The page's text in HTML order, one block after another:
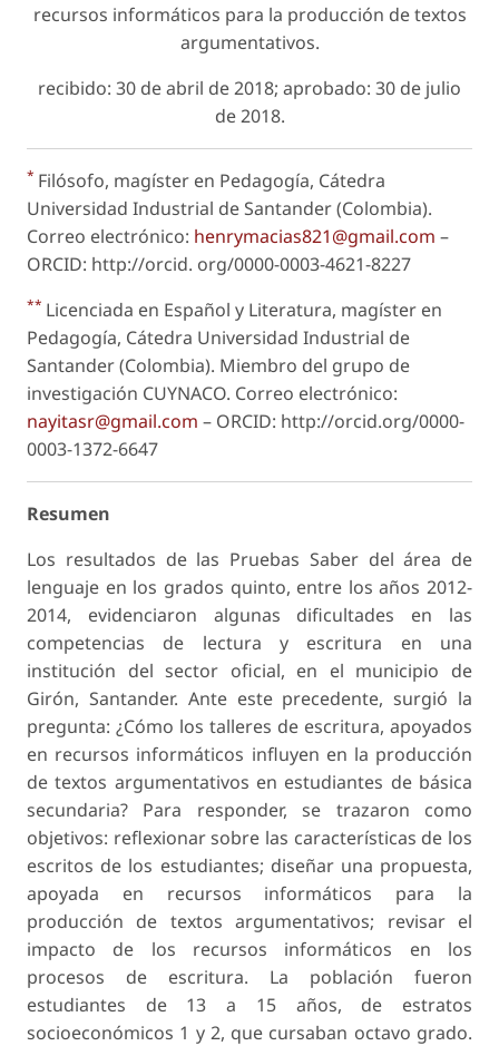
recursos informáticos para la producción de textos
argumentativos.
recibido: 30 de abril de 2018; aprobado: 30 de julio
de 2018.
* Filósofo, magíster en Pedagogía, Cátedra
Universidad Industrial de Santander (Colombia).
Correo electrónico: henrymacias821@gmail.com –
ORCID: http://orcid. org/0000-0003-4621-8227
** Licenciada en Español y Literatura, magíster en
Pedagogía, Cátedra Universidad Industrial de
Santander (Colombia). Miembro del grupo de
investigación CUYNACO. Correo electrónico:
nayitasr@gmail.com – ORCID: http://orcid.org/0000-
0003-1372-6647
Resumen
Los resultados de las Pruebas Saber del área de
lenguaje en los grados quinto, entre los años 2012-
2014, evidenciaron algunas dificultades en las
competencias de lectura y escritura en una
institución del sector oficial, en el municipio de
Girón, Santander. Ante este precedente, surgió la
pregunta: ¿Cómo los talleres de escritura, apoyados
en recursos informáticos influyen en la producción
de textos argumentativos en estudiantes de básica
secundaria? Para responder, se trazaron como
objetivos: reflexionar sobre las características de los
escritos de los estudiantes; diseñar una propuesta,
apoyada en recursos informáticos para la
producción de textos argumentativos; revisar el
impacto de los recursos informáticos en los
procesos de escritura. La población fueron
estudiantes de 13 a 15 años, de estratos
socioeconómicos 1 y 2, que cursaban octavo grado.